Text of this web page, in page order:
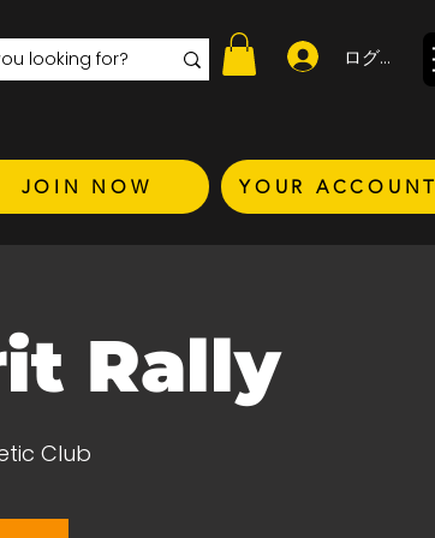
ログイン
JOIN NOW YOUR ACCOUNT
Rally
Club